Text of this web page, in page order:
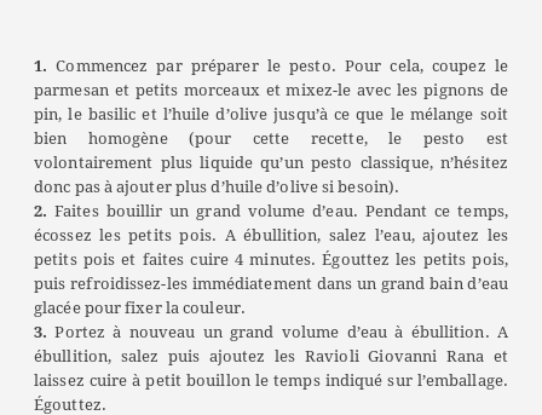
1. Commencez par préparer le pesto. Pour cela, coupez le
parmesan et petits morceaux et mixez-le avec les pignons de
pin, le basilic et l’huile d’olive jusqu’à ce que le mélange soit
bien homogène (pour cette recette, le pesto est
volontairement plus liquide qu’un pesto classique, n’hésitez
donc pas à ajouter plus d’huile d’olive si besoin).
2. Faites bouillir un grand volume d’eau. Pendant ce temps,
écossez les petits pois. A ébullition, salez l’eau, ajoutez les
petits pois et faites cuire 4 minutes. Égouttez les petits pois,
puis refroidissez-les immédiatement dans un grand bain d’eau
glacée pour fixer la couleur.
3. Portez à nouveau un grand volume d’eau à ébullition. A
ébullition, salez puis ajoutez les Ravioli Giovanni Rana et
laissez cuire à petit bouillon le temps indiqué sur l’emballage.
Égouttez.